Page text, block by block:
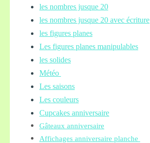
les nombres jusque 20
les nombres jusque 20 avec écriture
les figures planes
Les figures planes manipulables
les solides
Météo
Les saisons
Les couleurs
Cupcakes anniversaire
Gâteaux anniversaire
Affichages anniversaire planche